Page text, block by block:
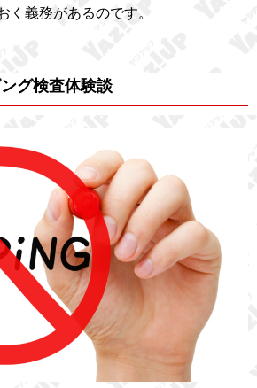
く義務があるのです。
グ検査体験談